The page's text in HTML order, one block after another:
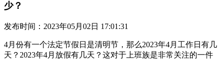
少？
发布时间：2023年05月02日 17:01:31
4月份有一个法定节假日是清明节，那么2023年4月工作日有几
天？2023年4月放假有几天？这对于上班族是非常关注的一件